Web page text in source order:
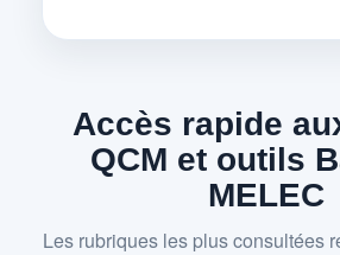
Accès rapide
QCM et outils
MELEC
Les rubriques les plus consultées